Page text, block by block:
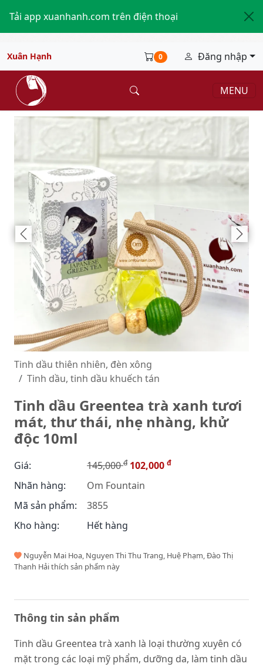
Tải app xuanhanh.com trên điện thoại
Xuân Hạnh 0 Đăng nhập
MENU
Tinh dầu thiên nhiên, đèn xông
Tinh dầu, tinh dầu khuếch tán
Tinh dầu Greentea trà xanh tươi
mát, thư thái, nhẹ nhàng, khử
độc 10ml
Giá: 145,000đ 102,000 đ
Nhãn hàng:
Om Fountain
Mã sản phẩm:
3855
Kho hàng:
Hết hàng
Nguyễn Mai Hoa, Nguyen Thi Thu Trang, Huệ Phạm, Đào Thị
Thanh Hải thích sản phẩm này
Thông tin sản phẩm
Tinh dầu Greentea trà xanh là loại thường xuyên có
mặt trong các loại mỹ phẩm, dưỡng da, làm tinh dầu